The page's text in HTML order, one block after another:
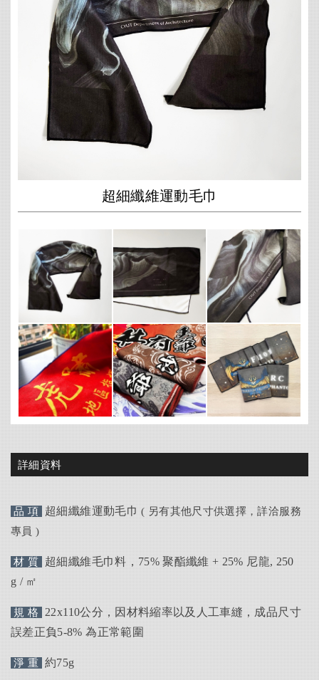
超細纖維運動毛巾
詳細資料
品 項 超細纖維運動毛巾( 另有其他尺寸供選擇，詳洽服務
專員 )
材 質 超細纖維毛巾料，75%聚酯纖維+ 25%尼龍,250
g/㎡
規 格 22x110公分，因材料縮率以及人工車縫，成品尺寸
誤差正負5-8% 為正常範圍
淨 重 約75g